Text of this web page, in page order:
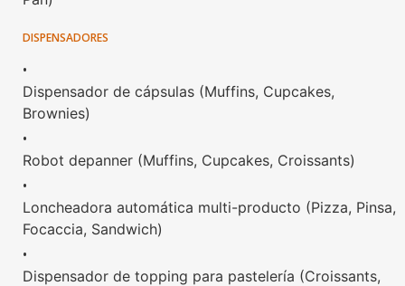
DISPENSADORES
•
Dispensador de cápsulas (Muffins, Cupcakes,
Brownies)
•
Robot depanner (Muffins, Cupcakes, Croissants)
•
Loncheadora automática multi-producto (Pizza, Pinsa,
Focaccia, Sandwich)
•
Dispensador de topping para pastelería (Croissants,